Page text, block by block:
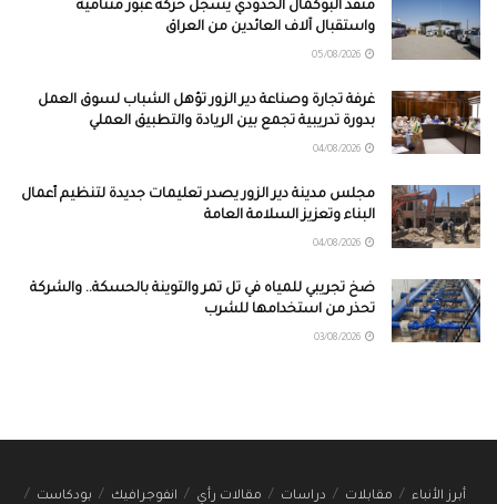
منفذ البوكمال الحدودي يسجل حركة عبور متنامية
واستقبال آلاف العائدين من العراق
غرفة تجارة وصناعة دير الزور تؤهل الشباب لسوق العمل
بدورة تدريبية تجمع بين الريادة والتطبيق العملي
مجلس مدينة دير الزور يصدر تعليمات جديدة لتنظيم أعمال
البناء وتعزيز السلامة العامة
ضخ تجريبي للمياه في تل تمر والتوينة بالحسكة.. والشركة
تحذر من استخدامها للشرب
أبرز الأنباء مقابلات دراسات مقالات رأي انفوجرافيك بودكاست